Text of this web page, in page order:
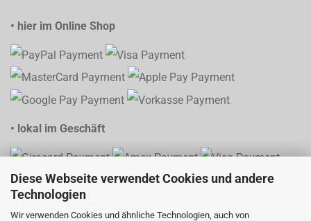
Diese Webseite verwendet Cookies und andere
Technologien
Wir verwenden Cookies und ähnliche Technologien, auch von
• hier im Online Shop
• lokal im Geschäft